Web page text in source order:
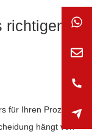
richtigen
für Ihren Prozess
hängt von